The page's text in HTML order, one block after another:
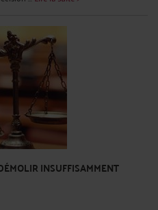
INSUFFISAMMENT